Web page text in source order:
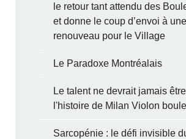
le retour tant attendu des
et donne le coup d’envoi à
renouveau pour le Village
Le Paradoxe Montréalais
Le talent ne devrait jamais
l'histoire de Milan Violon
Sarcopénie : le défi invisible